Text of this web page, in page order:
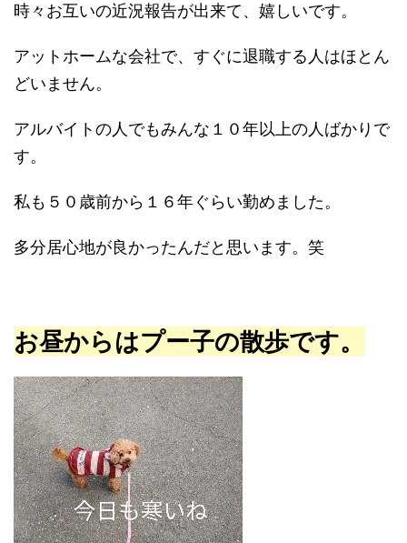
時々お互いの近況報告が出来て、嬉しいです。
アットホームな会社で、すぐに退職する人はほとん
どいません。
アルバイトの人でもみんな１０年以上の人ばかりで
す。
私も５０歳前から１６年ぐらい勤めました。
多分居心地が良かったんだと思います。笑
お昼からはプー子の散歩です。